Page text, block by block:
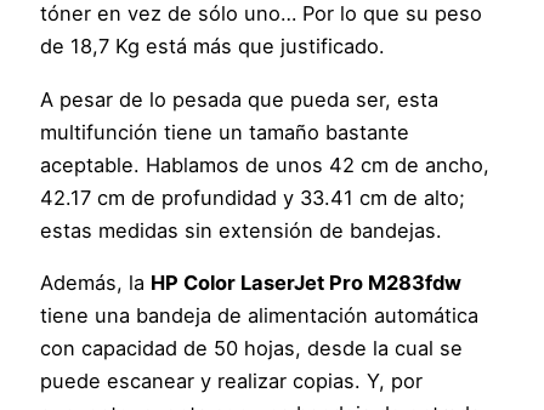
tóner en vez de sólo uno… Por lo que su peso
de 18,7 Kg está más que justificado.
A pesar de lo pesada que pueda ser, esta
multifunción tiene un tamaño bastante
aceptable. Hablamos de unos 42 cm de ancho,
42.17 cm de profundidad y 33.41 cm de alto;
estas medidas sin extensión de bandejas.
Además, la HP Color LaserJet Pro M283fdw
tiene una bandeja de alimentación automática
con capacidad de 50 hojas, desde la cual se
puede escanear y realizar copias. Y, por